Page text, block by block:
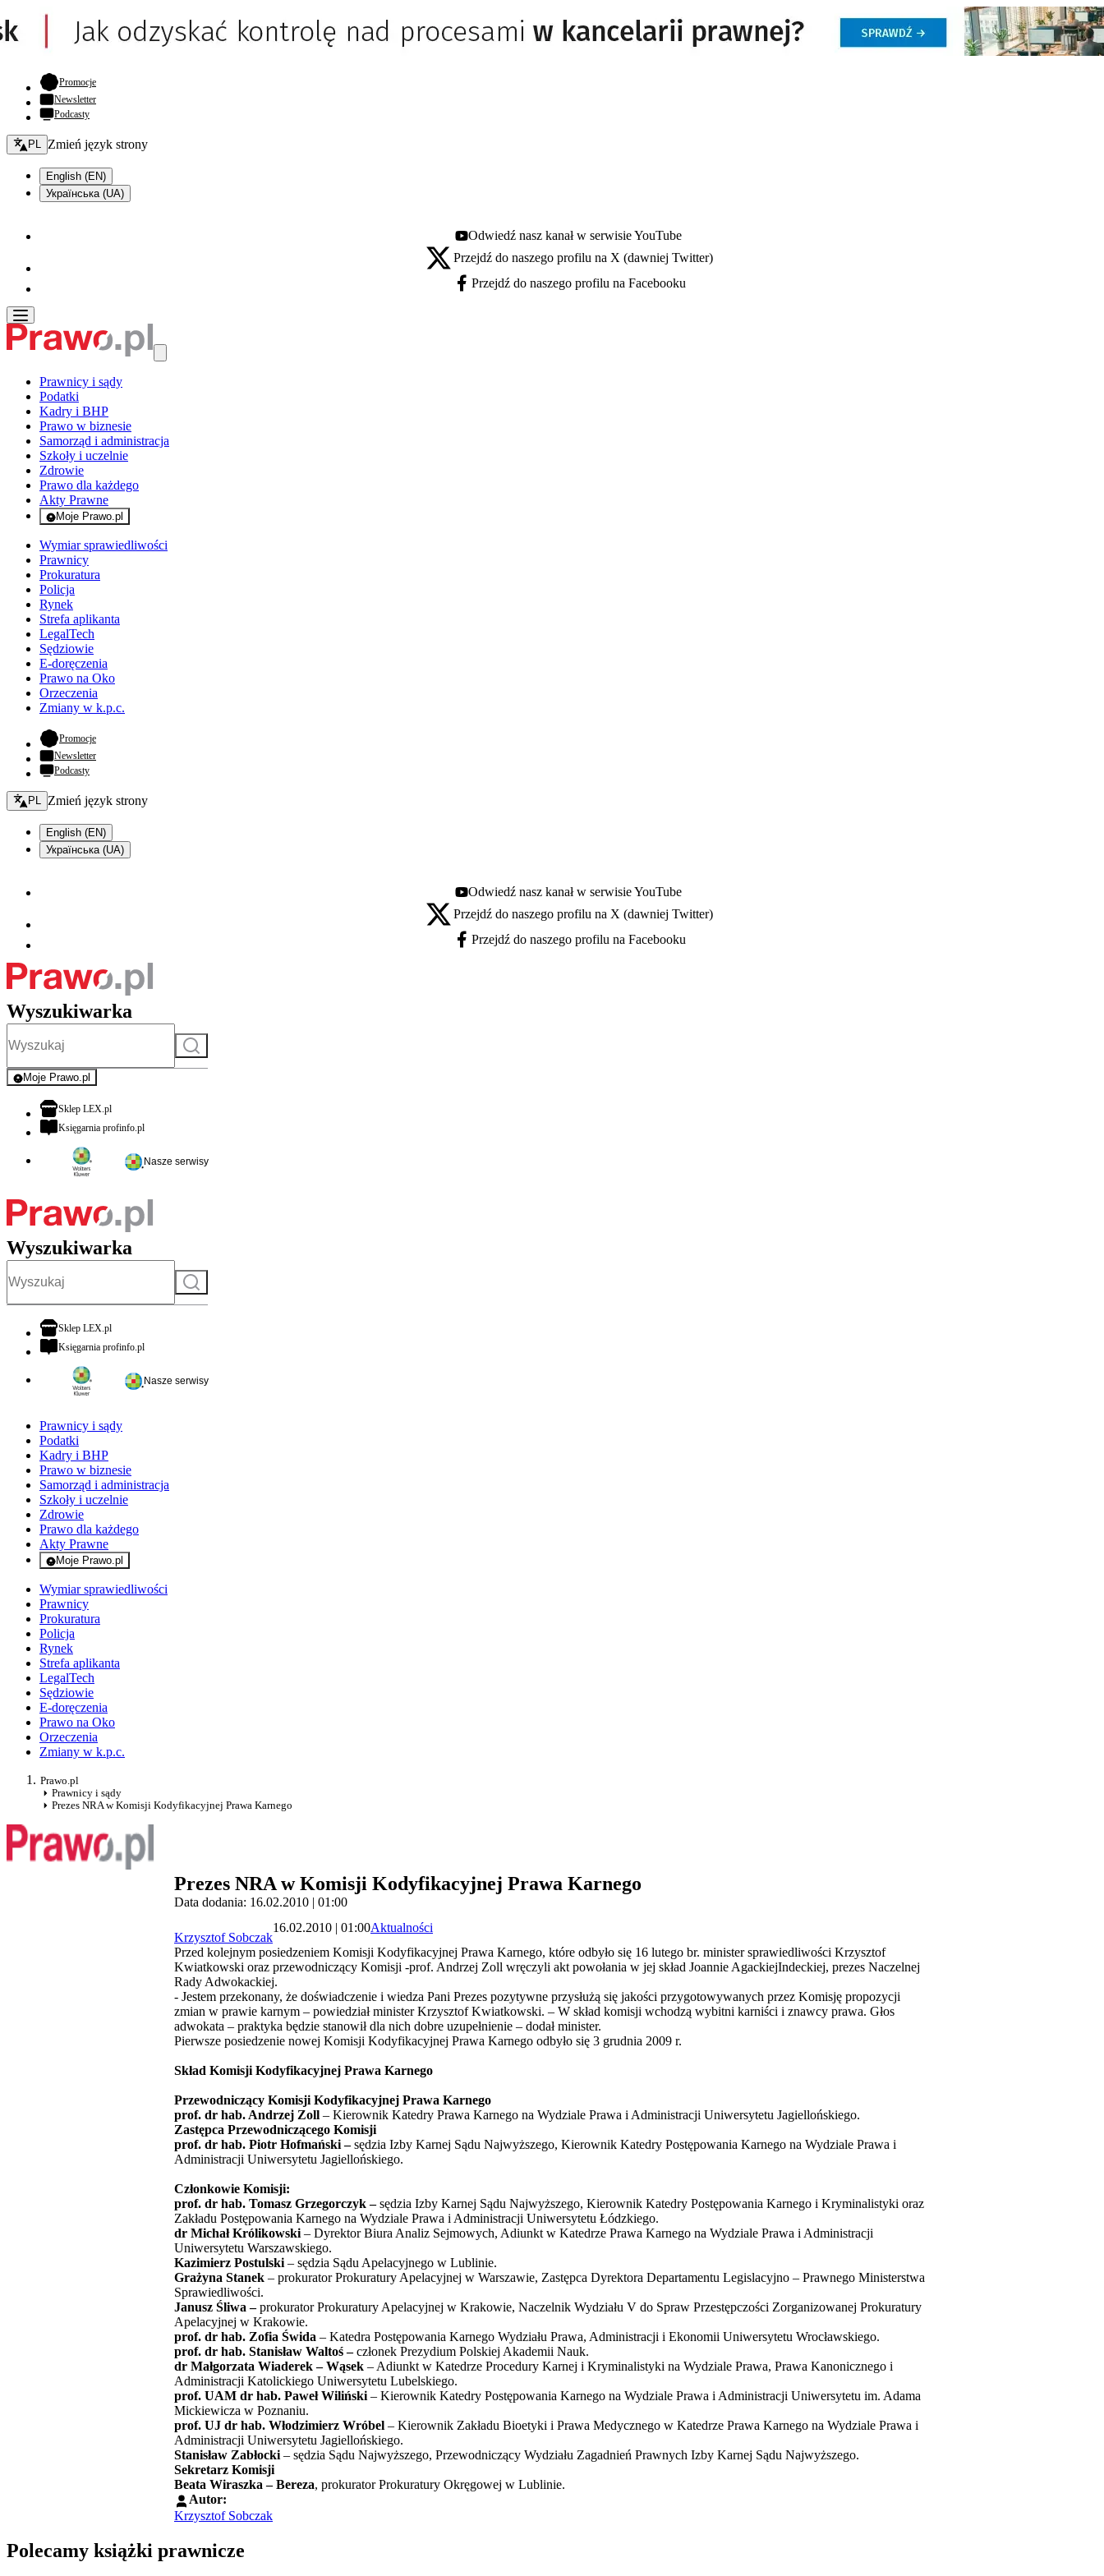
Promocje- otwiera się w nowej karcie
Newsletter
Podcasty
Zmień język - bieżący:
PL Zmień język strony
English (EN)
Українська (UA)
Youtube - otwiera się w nowej karcie
Odwiedź nasz kanał w serwisie YouTube
X - otwiera się w nowej karcie
Przejdź do naszego profilu na X (dawniej Twitter)
Facebook - otwiera się w nowej karcie
Przejdź do naszego profilu na Facebooku
Prawnicy i sądy
Podatki
Kadry i BHP
Prawo w biznesie
Samorząd i administracja
Szkoły i uczelnie
Zdrowie
Prawo dla każdego
Akty Prawne
Moje Prawo.pl
- rejestracja i logowanie do serwisu
Wymiar sprawiedliwości
Prawnicy
Prokuratura
Policja
Rynek
Strefa aplikanta
LegalTech
Sędziowie
E-doręczenia
Prawo na Oko
Orzeczenia
Zmiany w k.p.c.
Promocje- otwiera się w nowej karcie
Newsletter
Podcasty
Zmień język - bieżący:
PL Zmień język strony
English (EN)
Українська (UA)
Youtube - otwiera się w nowej karcie
Odwiedź nasz kanał w serwisie YouTube
X - otwiera się w nowej karcie
Przejdź do naszego profilu na X (dawniej Twitter)
Facebook - otwiera się w nowej karcie
Przejdź do naszego profilu na Facebooku
Wyszukiwarka
Szukaj
Moje Prawo.pl
- rejestracja i logowanie do serwisu
Sklep LEX.plotwiera się w nowej karcie
Księgarnia profinfo.plotwiera się w nowej karcie
Nasze serwisy
Wyszukiwarka
Szukaj
Sklep LEX.plotwiera się w nowej karcie
Księgarnia profinfo.plotwiera się w nowej karcie
Nasze serwisy
Prawnicy i sądy
Podatki
Kadry i BHP
Prawo w biznesie
Samorząd i administracja
Szkoły i uczelnie
Zdrowie
Prawo dla każdego
Akty Prawne
Moje Prawo.pl
- rejestracja i logowanie do serwisu
Wymiar sprawiedliwości
Prawnicy
Prokuratura
Policja
Rynek
Strefa aplikanta
LegalTech
Sędziowie
E-doręczenia
Prawo na Oko
Orzeczenia
Zmiany w k.p.c.
Prawo.pl
Prawnicy i sądy
Prezes NRA w Komisji Kodyfikacyjnej Prawa Karnego
Prezes NRA w Komisji Kodyfikacyjnej Prawa Karnego
Data dodania: 16.02.2010 | 01:00
Krzysztof Sobczak
16.02.2010 | 01:00Aktualności
Przed kolejnym posiedzeniem Komisji Kodyfikacyjnej Prawa Karnego, które odbyło się 16 lutego br. minister sprawiedliwości Krzysztof
Kwiatkowski oraz przewodniczący Komisji -prof. Andrzej Zoll wręczyli akt powołania w jej skład Joannie AgackiejIndeckiej, prezes Naczelnej
Rady Adwokackiej.
- Jestem przekonany, że doświadczenie i wiedza Pani Prezes pozytywne przysłużą się jakości przygotowywanych przez Komisję propozycji
zmian w prawie karnym – powiedział minister Krzysztof Kwiatkowski. – W skład komisji wchodzą wybitni karniści i znawcy prawa. Głos
adwokata – praktyka będzie stanowił dla nich dobre uzupełnienie – dodał minister.
Pierwsze posiedzenie nowej Komisji Kodyfikacyjnej Prawa Karnego odbyło się 3 grudnia 2009 r.
Skład Komisji Kodyfikacyjnej Prawa Karnego
Przewodniczący Komisji Kodyfikacyjnej Prawa Karnego
prof. dr hab. Andrzej Zoll – Kierownik Katedry Prawa Karnego na Wydziale Prawa i Administracji Uniwersytetu Jagiellońskiego.
Zastępca Przewodniczącego Komisji
prof. dr hab. Piotr Hofmański –sędzia Izby Karnej Sądu Najwyższego, Kierownik Katedry Postępowania Karnego na Wydziale Prawa i
Administracji Uniwersytetu Jagiellońskiego.
Członkowie Komisji:
prof. dr hab. Tomasz Grzegorczyk –sędzia Izby Karnej Sądu Najwyższego, Kierownik Katedry Postępowania Karnego i Kryminalistyki oraz
Zakładu Postępowania Karnego na Wydziale Prawa i Administracji Uniwersytetu Łódzkiego.
dr Michał Królikowski– Dyrektor Biura Analiz Sejmowych, Adiunkt w Katedrze Prawa Karnego na Wydziale Prawa i Administracji
Uniwersytetu Warszawskiego.
Kazimierz Postulski– sędzia Sądu Apelacyjnego w Lublinie.
Grażyna Stanek – prokurator Prokuratury Apelacyjnej w Warszawie, Zastępca Dyrektora Departamentu Legislacyjno – Prawnego Ministerstwa
Sprawiedliwości.
Janusz Śliwa –prokurator Prokuratury Apelacyjnej w Krakowie, Naczelnik Wydziału V do Spraw Przestępczości Zorganizowanej Prokuratury
Apelacyjnej w Krakowie.
prof. dr hab. Zofia Świda – Katedra Postępowania Karnego Wydziału Prawa, Administracji i Ekonomii Uniwersytetu Wrocławskiego.
prof. dr hab. Stanisław Waltoś –członek Prezydium Polskiej Akademii Nauk.
dr Małgorzata Wiaderek – Wąsek – Adiunkt w Katedrze Procedury Karnej i Kryminalistyki na Wydziale Prawa, Prawa Kanonicznego i
Administracji Katolickiego Uniwersytetu Lubelskiego.
prof. UAM dr hab. Paweł Wiliński– Kierownik Katedry Postępowania Karnego na Wydziale Prawa i Administracji Uniwersytetu im. Adama
Mickiewicza w Poznaniu.
prof. UJ dr hab. Włodzimierz Wróbel – Kierownik Zakładu Bioetyki i Prawa Medycznego w Katedrze Prawa Karnego na Wydziale Prawa i
Administracji Uniwersytetu Jagiellońskiego.
Stanisław Zabłocki– sędzia Sądu Najwyższego, Przewodniczący Wydziału Zagadnień Prawnych Izby Karnej Sądu Najwyższego.
Sekretarz Komisji
Beata Wiraszka – Bereza, prokurator Prokuratury Okręgowej w Lublinie.
Autor:
Krzysztof Sobczak
Polecamy książki prawnicze